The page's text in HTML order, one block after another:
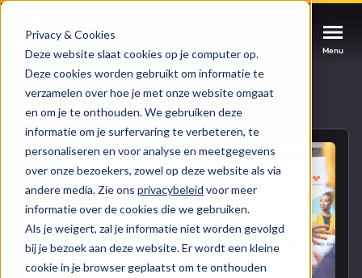
Privacy & Cookies
Deze website slaat cookies op je computer op.
Deze cookies worden gebruikt om informatie te
verzamelen over hoe je met onze website omgaat
en om je te onthouden. We gebruiken deze
informatie om je surfervaring te verbeteren, te
personaliseren en voor analyse en meetgegevens
over onze bezoekers, zowel op deze website als via
andere media. Zie ons privacybeleid voor meer
informatie over de cookies die we gebruiken.
Als je weigert, zal je informatie niet worden gevolgd
bij je bezoek aan deze website. Er wordt een kleine
cookie in je browser geplaatst om te onthouden
Menu
Menu
HUBSPOT SERVICES
HubSpot implementatie
HubSpot automations
Cases
Branches
Bright
Menu
Could not loads results. Please refresh the
page.
Naar blogoverzicht